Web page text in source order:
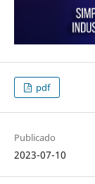
pdf
Publicado
2023-07-10